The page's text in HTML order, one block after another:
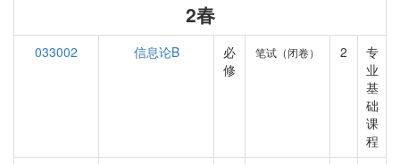
2春
033002 信息论B
必
修
笔试（闭卷） 2
专
业
基
础
课
程